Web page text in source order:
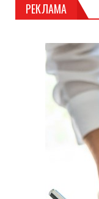
РЕКЛАМА